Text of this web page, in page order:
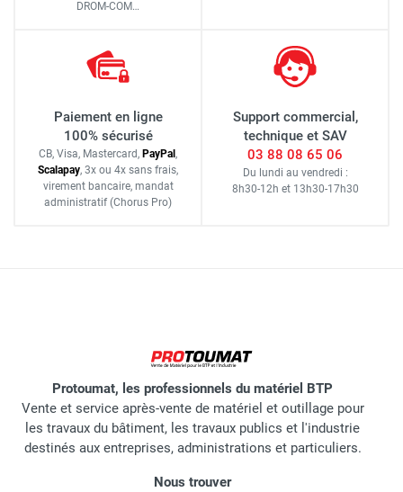
DROM-COM…
Paiement en ligne
100% sécurisé
CB, Visa, Mastercard, PayPal ,
Scalapay, 3x ou 4x sans frais,
virement bancaire, mandat
administratif (Chorus Pro)
Support commercial,
technique et SAV
03 88 08 65 06
Du lundi au vendredi :
8h30-12h et 13h30-17h30
Protoumat, les professionnels du matériel BTP
Vente et service après-vente de matériel et outillage pour
les travaux du bâtiment, les travaux publics et l'industrie
destinés aux entreprises, administrations et particuliers.
Nous trouver